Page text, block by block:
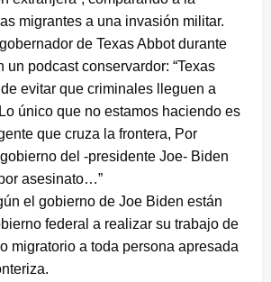
migrantes a una invasión militar.
de Texas Abbot durante
un podcast conservardor: “Texas
evitar que criminales lleguen a
único que no estamos haciendo es
que cruza la frontera, Por
del -presidente Joe- Biden
asesinato…”
el gobierno de Joe Biden están
federal a realizar su trabajo de
migratorio a toda persona apresada